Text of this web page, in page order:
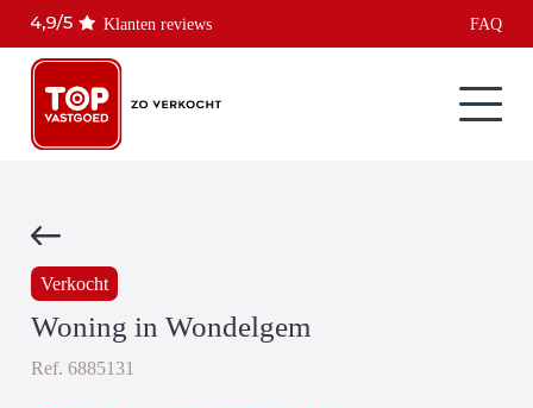
Klanten reviews FAQ
Verkocht
Woning in Wondelgem
Ref. 6885131